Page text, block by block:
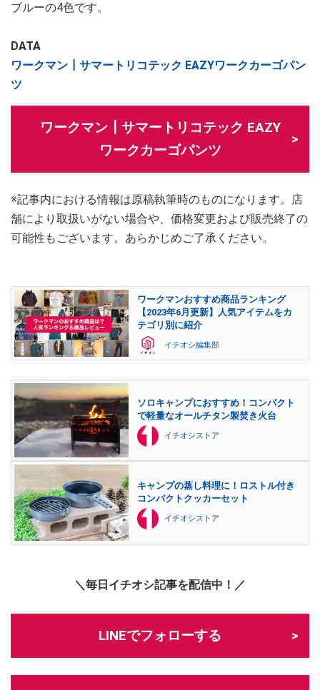
ブルーの4色です。
DATA
ワークマン┃サマートリコテック EAZYワークカーゴパン
ツ
ワークマン┃サマートリコテック EAZY
ワークカーゴパンツ
※記事内における情報は原稿執筆時のものになります。店
舗により取扱いがない場合や、価格変更および販売終了の
可能性もございます。あらかじめご了承ください。
ワークマンおすすめ商品ランキング
【2023年6月更新】人気アイテムをカ
テゴリ別に紹介
イチオシ編集部
ソロキャンプにおすすめ！コンパクト
で軽量なオールチタン製焚き火台
イチオシストア
キャンプの蒸し料理に！ロストル付き
コンパクトクッカーセット
イチオシストア
＼毎日イチオシ記事を配信中！／
LINEでフォローする